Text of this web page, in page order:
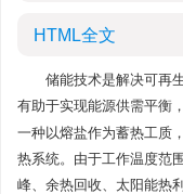
HTML全文
储能技术是解决可再
有助于实现能源供需平衡
一种以熔盐作为蓄热工质
热系统。由于工作温度范
峰、余热回收、太阳能热